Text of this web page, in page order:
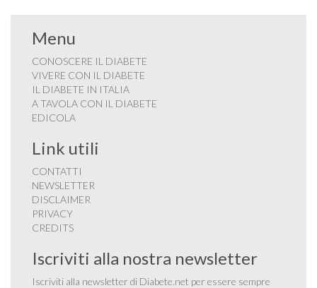
Menu
CONOSCERE IL DIABETE
VIVERE CON IL DIABETE
IL DIABETE IN ITALIA
A TAVOLA CON IL DIABETE
EDICOLA
Link utili
CONTATTI
NEWSLETTER
DISCLAIMER
PRIVACY
CREDITS
Iscriviti alla nostra newsletter
Iscriviti alla newsletter di Diabete.net per essere sempre